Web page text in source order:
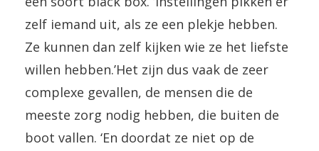
zelf iemand uit, als ze een plekje hebben.
Ze kunnen dan zelf kijken wie ze het liefste
willen hebben.’Het zijn dus vaak de zeer
complexe gevallen, de mensen die de
meeste zorg nodig hebben, die buiten de
boot vallen. ‘En doordat ze niet op de